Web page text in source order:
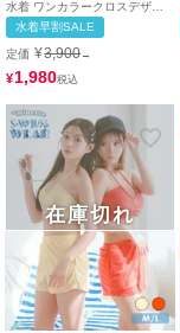
水着 ワンカラークロスデザイ
ンホルターネックビキニ
水着早割SALE
定価 ¥3,900→
¥1,980
在庫切れ